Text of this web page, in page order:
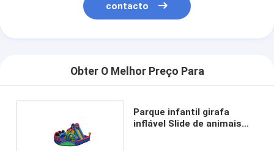
contacto
Obter O Melhor Preço Para
Parque infantil girafa
inflável Slide de animais